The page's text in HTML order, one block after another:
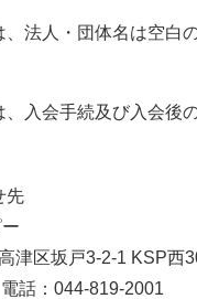
法人・団体名は空白
入会手続及び入会後
先
津区坂戸3-2-1 KSP西
：044-819-2001